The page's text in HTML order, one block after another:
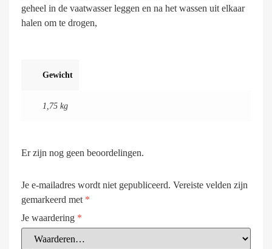
geheel in de vaatwasser leggen en na het wassen uit elkaar
halen om te drogen,
Gewicht
1,75 kg
Er zijn nog geen beoordelingen.
Je e-mailadres wordt niet gepubliceerd. Vereiste velden zijn
gemarkeerd met *
Je waardering *